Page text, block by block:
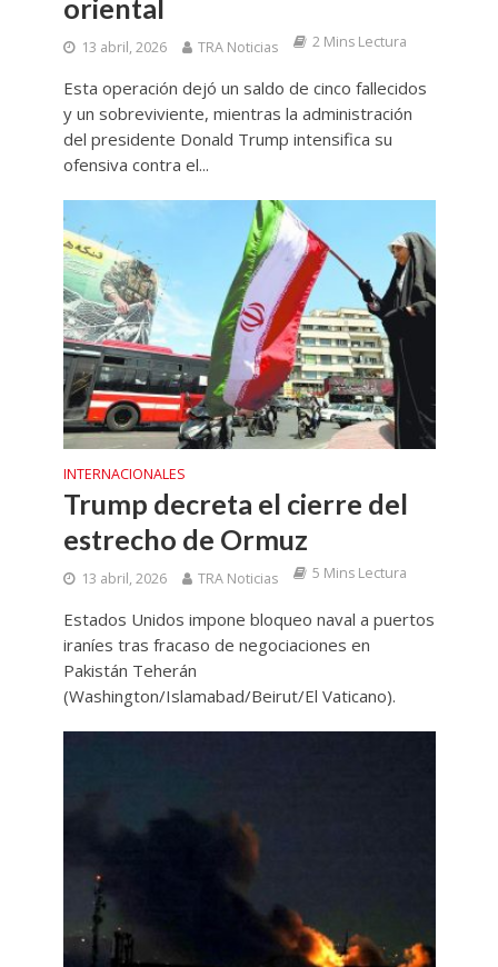
oriental
13 abril, 2026 TRA Noticias 2 Mins Lectura
Esta operación dejó un saldo de cinco fallecidos
y un sobreviviente, mientras la administración
del presidente Donald Trump intensifica su
ofensiva contra el...
INTERNACIONALES
Trump decreta el cierre del
estrecho de Ormuz
13 abril, 2026 TRA Noticias 5 Mins Lectura
Estados Unidos impone bloqueo naval a puertos
iraníes tras fracaso de negociaciones en
Pakistán Teherán
(Washington/Islamabad/Beirut/El Vaticano).